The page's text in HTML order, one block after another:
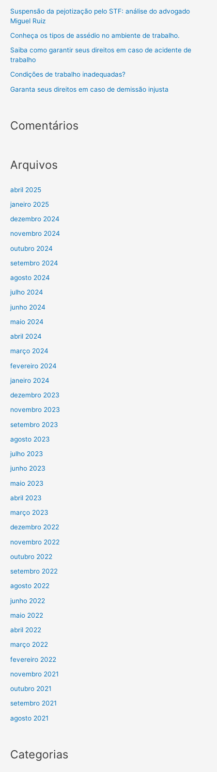
Suspensão da pejotização pelo STF: análise do advogado
Miguel Ruiz
Conheça os tipos de assédio no ambiente de trabalho.
Saiba como garantir seus direitos em caso de acidente de
trabalho
Condições de trabalho inadequadas?
Garanta seus direitos em caso de demissão injusta
Comentários
Arquivos
abril 2025
janeiro 2025
dezembro 2024
novembro 2024
outubro 2024
setembro 2024
agosto 2024
julho 2024
junho 2024
maio 2024
abril 2024
março 2024
fevereiro 2024
janeiro 2024
dezembro 2023
novembro 2023
setembro 2023
agosto 2023
julho 2023
junho 2023
maio 2023
abril 2023
março 2023
dezembro 2022
novembro 2022
outubro 2022
setembro 2022
agosto 2022
junho 2022
maio 2022
abril 2022
março 2022
fevereiro 2022
novembro 2021
outubro 2021
setembro 2021
agosto 2021
Categorias